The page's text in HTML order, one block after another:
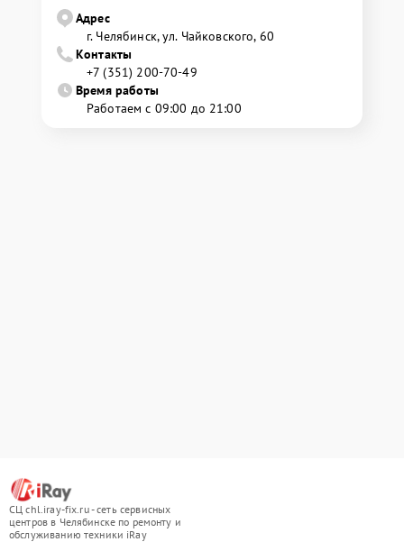
Адрес
г. Челябинск, ул. Чайковского, 60
Контакты
+7 (351) 200-70-49
Время работы
Работаем с 09:00 до 21:00
СЦ chl.iray-fix.ru - сеть сервисных
центров в Челябинске по ремонту и
обслуживанию техники iRay